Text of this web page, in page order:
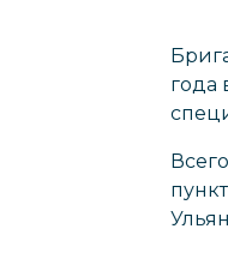
года